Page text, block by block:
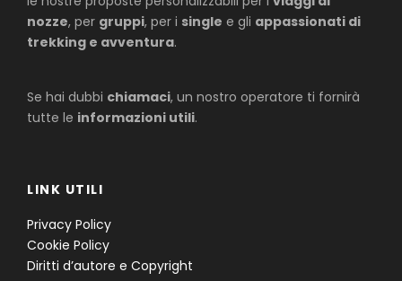
nozze, per gruppi, per i single e gli appassionati di
trekking e avventura.
Se hai dubbi chiamaci, un nostro operatore ti fornirà
tutte le informazioni utili.
LINK UTILI
Privacy Policy
Cookie Policy
Diritti d’autore e Copyright